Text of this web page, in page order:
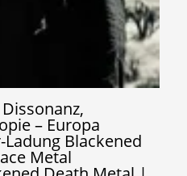
– Europa
Blackened
Metal